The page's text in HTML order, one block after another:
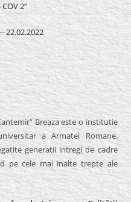
2”
22.02.2022
Breaza este o institutie
a Armatei Romane.
generatii intregi de cadre
pe cele mai inalte trepte ale